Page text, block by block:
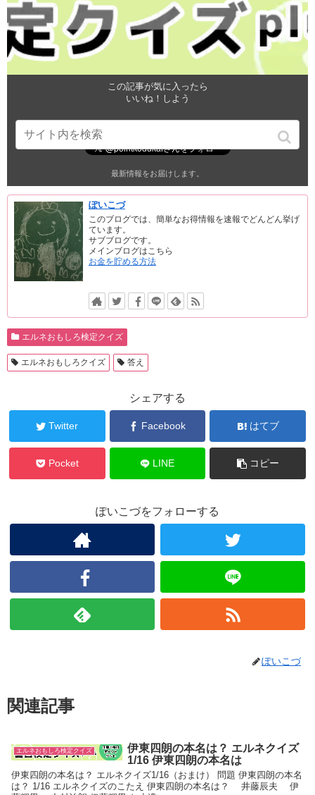
この記事が気に入ったら
いいね！しよう
最新情報をお届けします。
ぽいこづ
このブログでは、簡単なお得情報を速報でどんどん挙げ
ています。
サブブログです。
メインブログはこちら
お金を貯める方法
エルネおもしろ検定クイズ
エルネおもしろクイズ 答え
シェアする
Twitter Facebook はてブ
Pocket LINE コピー
ぽいこづをフォローする
ぽいこづ
関連記事
エルネおもしろ検定クイズ
伊東四朗の本名は？ エルネクイズ
1/16 伊東四朗の本名は
伊東四朗の本名は？ エルネクイズ1/16（おまけ） 問題 伊東四朗の本名
は？ 1/16 エルネクイズのこたえ 伊東四朗の本名は？ 井藤辰夫 伊